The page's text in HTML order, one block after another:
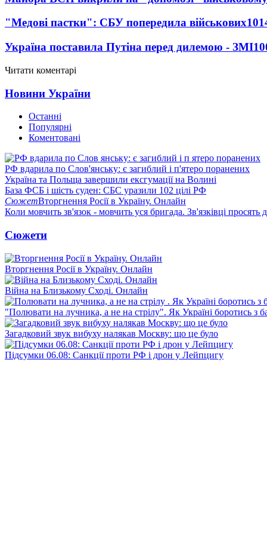
"Медові пастки": СБУ попередила військових
Україна поставила Путіна перед дилемою - ЗМІ
Читати коментарі
Новини України
Останні
Популярні
Коментовані
РФ вдарила по Слов'янську: є загиблий і п'ятеро поранених
Україна та Польща завершили ексгумації на Волині
База ФСБ і шість суден: СБС уразили 102 цілі РФ
СюжетВторгнення Росії в Україну. Онлайн
Коли мовчить зв'язок - мовчить уся бригада. Зв'язківці просять
Сюжети
Вторгнення Росії в Україну. Онлайн
Війна на Близькому Сході. Онлайн
"Полювати на лучника, а не на стрілу". Як Україні боротись з
Загадковий звук вибуху налякав Москву: що це було
Підсумки 06.08: Санкції проти РФ і дрон у Лейпцигу